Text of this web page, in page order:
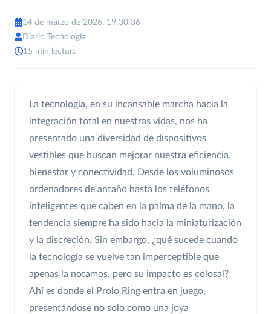
14 de marzo de 2026, 19:30:36
Diario Tecnología
15 min lectura
La tecnología, en su incansable marcha hacia la
integración total en nuestras vidas, nos ha
presentado una diversidad de dispositivos
vestibles que buscan mejorar nuestra eficiencia,
bienestar y conectividad. Desde los voluminosos
ordenadores de antaño hasta los teléfonos
inteligentes que caben en la palma de la mano, la
tendencia siempre ha sido hacia la miniaturización
y la discreción. Sin embargo, ¿qué sucede cuando
la tecnología se vuelve tan imperceptible que
apenas la notamos, pero su impacto es colosal?
Ahí es donde el Prolo Ring entra en juego,
presentándose no solo como una joya